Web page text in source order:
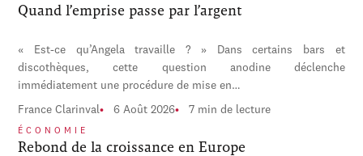
Quand l’emprise passe par l’argent
« Est-ce qu’Angela travaille ? » Dans certains bars et
discothèques, cette question anodine déclenche
immédiatement une procédure de mise en…
France Clarinval 6 Août 2026 7 min de lecture
ÉCONOMIE
Rebond de la croissance en Europe